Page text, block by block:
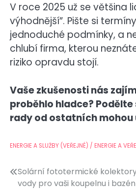
V roce 2025 už se většina
výhodnější”. Pište si
jednoduché podmínky, a
chlubí firma, kterou
riziko opravdu stojí.
Vaše zkušenosti nás
proběhlo hladce?
rady od ostatních
ENERGIE A SLUŽBY (VEŘEJNÉ) / ENERGIE A
Navigace
Solární fototermické
vody pro vaši koupelnu i bazén